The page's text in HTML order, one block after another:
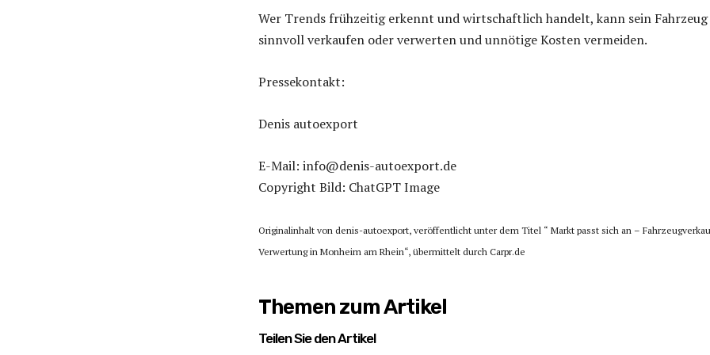
Wer Trends frühzeitig erkennt und wirtschaftlich handelt, kann sein Fahrzeug
sinnvoll verkaufen oder verwerten und unnötige Kosten vermeiden.
Pressekontakt:
Denis autoexport
E-Mail: info@denis-autoexport.de
Copyright Bild: ChatGPT Image
Originalinhalt von denis-autoexport, veröffentlicht unter dem Titel “ Markt passt sich an –
Verwertung in Monheim am Rhein“, übermittelt durch Carpr.de
Themen zum Artikel
Teilen Sie den Artikel